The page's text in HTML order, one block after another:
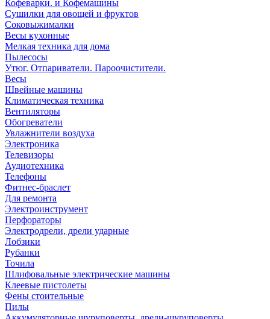
Кофеварки. и Кофемашины
Сушилки для овощей и фруктов
Соковыжималки
Весы кухонные
Мелкая техника для дома
Пылесосы
Утюг. Отпариватели. Пароочистители.
Весы
Швейные машины
Климатическая техника
Вентиляторы
Обогреватели
Увлажнители воздуха
Электроника
Телевизоры
Аудиотехника
Телефоны
Фитнес-браслет
Для ремонта
Электроинструмент
Перфораторы
Электродрели, дрели ударные
Лобзики
Рубанки
Точила
Шлифовальные электрические машины
Клеевые пистолеты
Фены стоительные
Пилы